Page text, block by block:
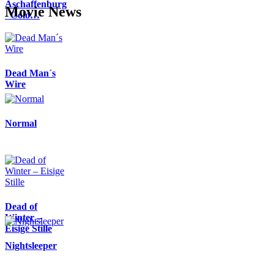
Aschaffenburg
- Colo…
Movie News
Dead Man´s
Wire
Normal
Dead of
Winter –
Eisige Stille
Nightsleeper